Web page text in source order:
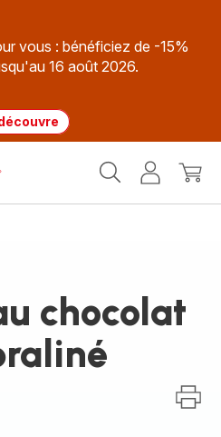
vous : bénéficiez de -15%
16 août 2026.
MonMon
chocolat